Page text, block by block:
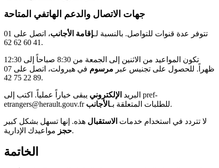
جهات الاتصال والدعم الهاتفي المتاحة
تتوفر عدة قنوات للتواصل. بالنسبة لـإقامة الأجانب
، اتصل على 01
41 60 62 62.
تكون المواعيد من الاثنين إلى الجمعة من 8:30 صباحاً إلى 12:30
ظهراً. للحصول على تجنيس عبر مرسوم
في هيرولت، اتصل على 07
89 22 75 42.
البريد الإلكتروني يبقى خياراً عملياً. اكتب إلى pref-
etrangers@herault.gouv.fr للطلبات المتعلقة بـالأجانب .
لا تتردد في استخدام خدمات الاستقبال هذه. إنها تسهل بشكل كبير
حجزمواعيدك الإدارية.
الخاتمة